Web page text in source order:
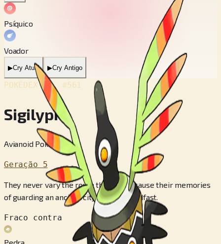
Psíquico
Voador
▶Cry Atual ▶Cry Antigo
POKÉDEX No. #561
Sigilyph
Avianoid Pokémon
Geração 5
They never vary the route they fly, because their memories
of guarding an ancient city remain steadfast.
Fraco contra